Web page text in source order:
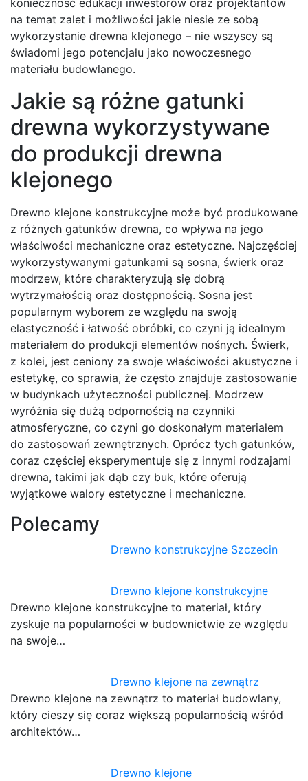
konieczność edukacji inwestorów oraz projektantów
na temat zalet i możliwości jakie niesie ze sobą
wykorzystanie drewna klejonego – nie wszyscy są
świadomi jego potencjału jako nowoczesnego
materiału budowlanego.
Jakie są różne gatunki
drewna wykorzystywane
do produkcji drewna
klejonego
Drewno klejone konstrukcyjne może być produkowane
z różnych gatunków drewna, co wpływa na jego
właściwości mechaniczne oraz estetyczne. Najczęściej
wykorzystywanymi gatunkami są sosna, świerk oraz
modrzew, które charakteryzują się dobrą
wytrzymałością oraz dostępnością. Sosna jest
popularnym wyborem ze względu na swoją
elastyczność i łatwość obróbki, co czyni ją idealnym
materiałem do produkcji elementów nośnych. Świerk,
z kolei, jest ceniony za swoje właściwości akustyczne i
estetykę, co sprawia, że często znajduje zastosowanie
w budynkach użyteczności publicznej. Modrzew
wyróżnia się dużą odpornością na czynniki
atmosferyczne, co czyni go doskonałym materiałem
do zastosowań zewnętrznych. Oprócz tych gatunków,
coraz częściej eksperymentuje się z innymi rodzajami
drewna, takimi jak dąb czy buk, które oferują
wyjątkowe walory estetyczne i mechaniczne.
Polecamy
Drewno konstrukcyjne Szczecin
Drewno klejone konstrukcyjne
Drewno klejone konstrukcyjne to materiał, który
zyskuje na popularności w budownictwie ze względu
na swoje…
Drewno klejone na zewnątrz
Drewno klejone na zewnątrz to materiał budowlany,
który cieszy się coraz większą popularnością wśród
architektów…
Drewno klejone